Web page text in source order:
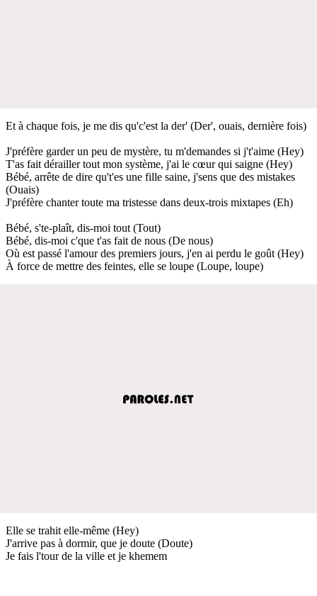
Et à chaque fois, je me dis qu'c'est la der' (Der', ouais, dernière fois)
J'préfère garder un peu de mystère, tu m'demandes si j't'aime (Hey)
T'as fait dérailler tout mon système, j'ai le cœur qui saigne (Hey)
Bébé, arrête de dire qu't'es une fille saine, j'sens que des mistakes
(Ouais)
J'préfère chanter toute ma tristesse dans deux-trois mixtapes (Eh)
Bébé, s'te-plaît, dis-moi tout (Tout)
Bébé, dis-moi c'que t'as fait de nous (De nous)
Où est passé l'amour des premiers jours, j'en ai perdu le goût (Hey)
À force de mettre des feintes, elle se loupe (Loupe, loupe)
Elle se trahit elle-même (Hey)
J'arrive pas à dormir, que je doute (Doute)
Je fais l'tour de la ville et je khemem